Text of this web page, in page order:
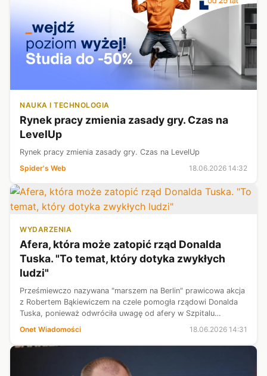
NAUKA I TECHNOLOGIA
Rynek pracy zmienia zasady gry. Czas na
LevelUp
Rynek pracy zmienia zasady gry. Czas na LevelUp
Spider's Web
18.06.2026 14:32
WYDARZENIA
Afera, która może zatopić rząd Donalda
Tuska. "To temat, który dotyka zwykłych
ludzi"
Prześmiewczo nazywana "marszem na Berlin" prawicowa akcja
z Robertem Bąkiewiczem na czele pomogła rządowi Donalda
Tuska, ponieważ odwróciła uwagę od afery w Szpitalu
Południowym. Jednak tylko na krótko. — To jest największy
Onet Wiadomości 18.06.2026 14:31